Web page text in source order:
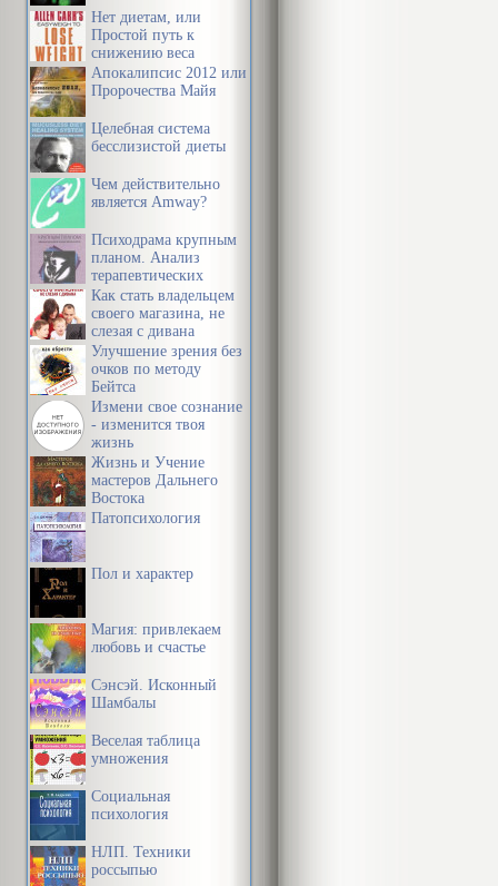
Нет диетам, или
Простой путь к
снижению веса
Апокалипсис 2012 или
Пророчества Майя
Целебная система
бесслизистой диеты
Чем действительно
является Amway?
Психодрама крупным
планом. Анализ
терапевтических
механизмов
Как стать владельцем
своего магазина, не
слезая с дивана
Улучшение зрения без
очков по методу
Бейтса
Измени свое сознание
- изменится твоя
жизнь
Жизнь и Учение
мастеров Дальнего
Востока
Патопсихология
Пол и характер
Магия: привлекаем
любовь и счастье
Сэнсэй. Исконный
Шамбалы
Веселая таблица
умножения
Социальная
психология
НЛП. Техники
россыпью